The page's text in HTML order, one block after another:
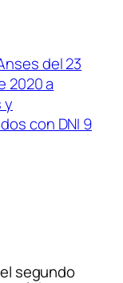
del 23
2020 a
y
con DNI 9
segundo